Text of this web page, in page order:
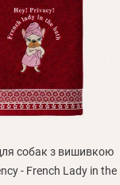
собак з вишивкою
- French Lady in the